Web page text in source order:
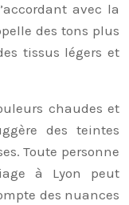
avec la
des tons plus
tissus légers et
chaudes et
des teintes
Toute personne
à Lyon peut
des nuances